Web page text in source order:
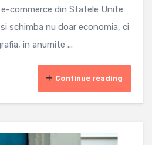
commerce din Statele Unite
schimba nu doar economia, ci
in anumite ...
Continue reading